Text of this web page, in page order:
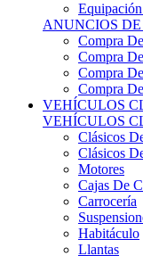
Compra
Compra
Compra
Compra
VEHÍCULOS
VEHÍCULOS
Clásicos
Clásicos
Motores
Cajas De
Carrocería
Habitáculo
Llantas
Neumáticos